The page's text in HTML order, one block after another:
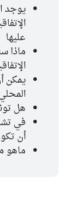
يوجد
عليها
ماذا
يمكن
هل
في
أن
ماهو